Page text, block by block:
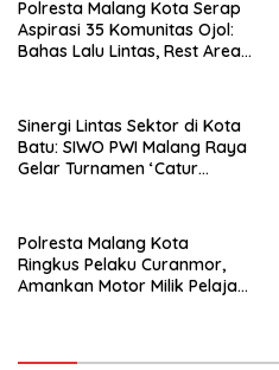
Polresta Malang Kota Serap
Aspirasi 35 Komunitas Ojol:
Bahas Lalu Lintas, Rest Area,
Sinergi Lintas Sektor di Kota
Batu: SIWO PWI Malang Raya
Gelar Turnamen ‘Catur
Polresta Malang Kota
Ringkus Pelaku Curanmor,
Amankan Motor Milik Pelajar